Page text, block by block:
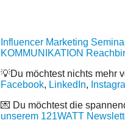
Influencer Marketing
KOMMUNIKATION
💡Du möchtest nichts mehr
Facebook, LinkedIn,
💌 Du möchtest die
unserem 121WATT